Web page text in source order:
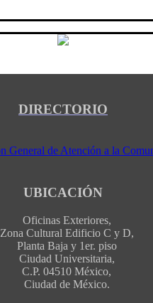
DIRECTORIO
UBICACIÓN
Oficinas Exteriores,
Zona Cultural Edificio C y D,
Planta Baja y 1er. piso
Ciudad Universitaria,
C.P. 04510 México,
Ciudad de México.